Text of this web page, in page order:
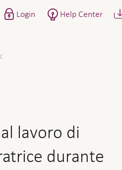
Login Help Center
lavoro di
durante